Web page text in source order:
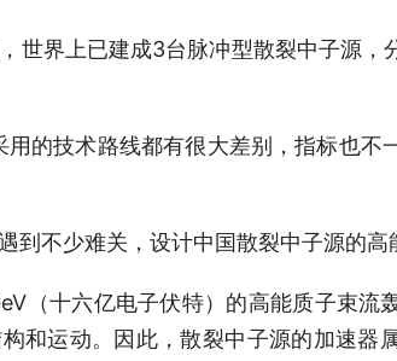
界上已建成3台脉冲型散裂中子源，
的技术路线都有很大差别，指标也不
不少难关，设计中国散裂中子源的高
十六亿电子伏特）的高能质子束流
和运动。因此，散裂中子源的加速器